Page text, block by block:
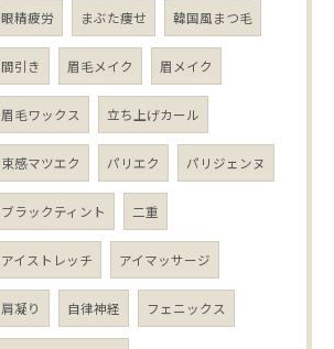
眼精疲労 まぶた痩せ 韓国風まつ毛
間引き 眉毛メイク 眉メイク
眉毛ワックス 立ち上げカール
束感マツエク パリエク パリジェンヌ
ブラックティント 二重
アイストレッチ アイマッサージ
肩凝り 自律神経 フェニックス